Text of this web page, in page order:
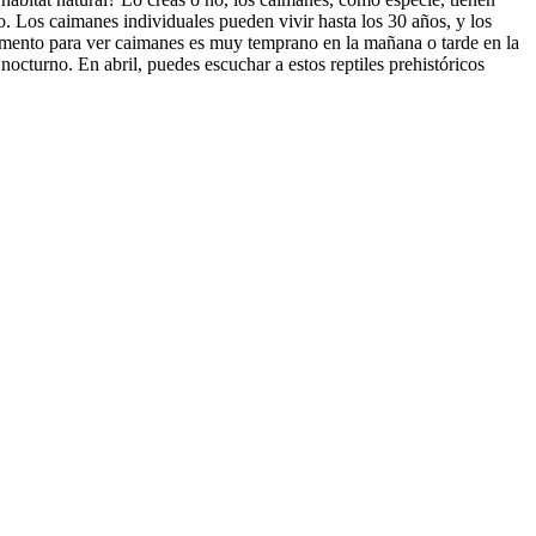
Los caimanes individuales pueden vivir hasta los 30 años, y los
para ver caimanes es muy temprano en la mañana o tarde en la
En abril, puedes escuchar a estos reptiles prehistóricos